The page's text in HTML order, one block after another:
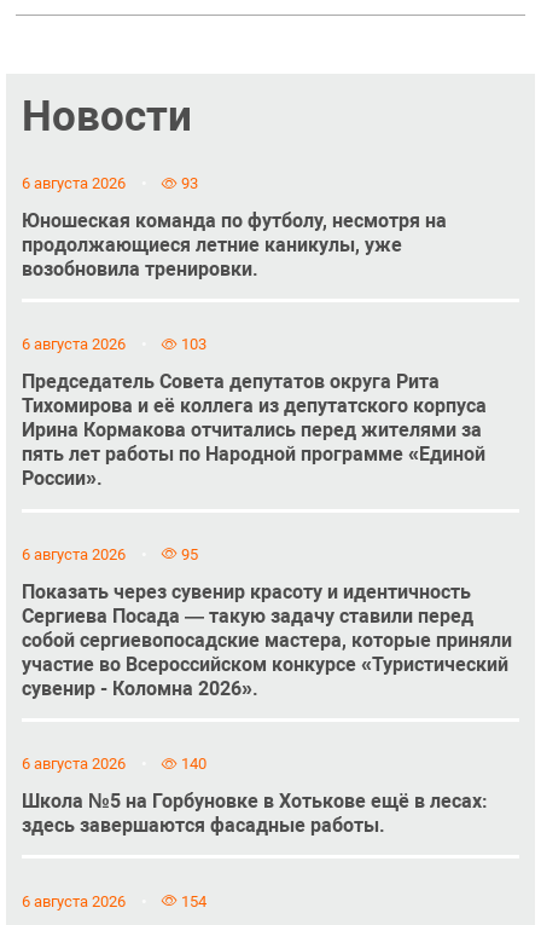
Новости
6 августа 2026 93
Юношеская команда по футболу, несмотря на
продолжающиеся летние каникулы, уже
возобновила тренировки.
6 августа 2026 103
Председатель Совета депутатов округа Рита
Тихомирова и её коллега из депутатского корпуса
Ирина Кормакова отчитались перед жителями за
пять лет работы по Народной программе «Единой
России».
6 августа 2026 95
Показать через сувенир красоту и идентичность
Сергиева Посада — такую задачу ставили перед
собой сергиевопосадские мастера, которые приняли
участие во Всероссийском конкурсе «Туристический
сувенир - Коломна 2026».
6 августа 2026 140
Школа №5 на Горбуновке в Хотькове ещё в лесах:
здесь завершаются фасадные работы.
6 августа 2026 154